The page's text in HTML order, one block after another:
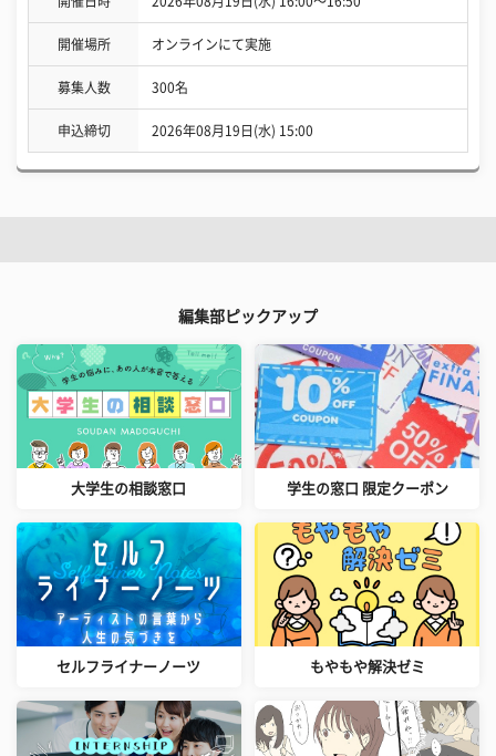
開催場所 オンラインにて実施
募集人数 300名
申込締切 2026年08月19日(水) 15:00
編集部ピックアップ
大学生の相談窓口 学生の窓口 限定クーポン
セルフライナーノーツ もやもや解決ゼミ